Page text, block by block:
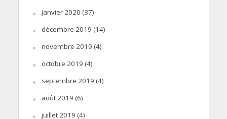
janvier 2020 (37)
décembre 2019 (14)
novembre 2019 (4)
octobre 2019 (4)
septembre 2019 (4)
août 2019 (6)
juillet 2019 (4)